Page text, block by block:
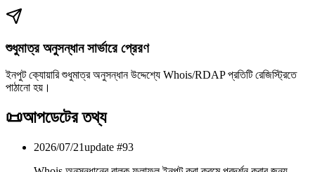
শুধুমাত্র অনুসন্ধান সার্ভারে প্রেরণ
ইনপুট ক্যোয়ারি শুধুমাত্র অনুসন্ধান উদ্দেশ্যে Whois/RDAP প্রতিটি রেজিস্ট্রিতে
পাঠানো হয়।
📜আপডেটের তথ্য
2026/07/21update #93